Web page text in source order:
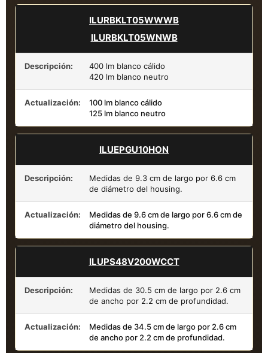
ILURBKLT05WWWB
ILURBKLT05WNWB
Descripción:
400 lm blanco cálido
420 lm blanco neutro
Actualización:
100 lm blanco cálido
125 lm blanco neutro
ILUEPGU10HON
Descripción:
Medidas de 9.3 cm de largo por 6.6 cm
de diámetro del housing.
Actualización:
Medidas de 9.6 cm de largo por 6.6 cm de
diámetro del housing.
ILUPS48V200WCCT
Descripción:
Medidas de 30.5 cm de largo por 2.6 cm
de ancho por 2.2 cm de profundidad.
Actualización:
Medidas de 34.5 cm de largo por 2.6 cm
de ancho por 2.2 cm de profundidad.